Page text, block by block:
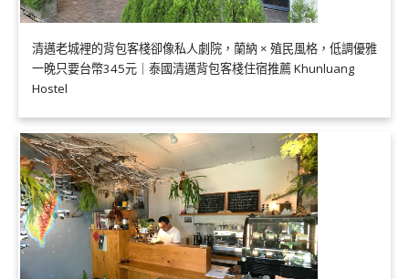
清邁老城裡的背包客棧卻像私人劇院，蘭納 × 殖民風格，低調優雅
一晚只要台幣345元｜泰國清邁背包客棧住宿推薦 Khunluang
Hostel